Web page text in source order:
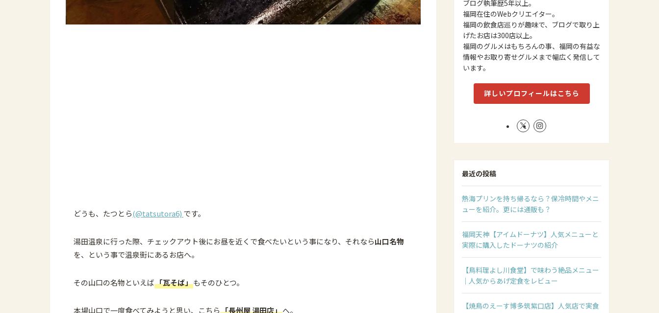
どうも、たつとら(@tatsutora6) です。
湯田温泉に行った際、チェックアウト後にお昼を近くで食べたいという事になり、それなら山口名物
を、という事で温泉街にあるお店へ。
その山口の名物といえば「瓦そば」もそのひとつ。
本場山口で一度食べてみようと思い、こちら「長州屋 湯田店」へ。
ブログ執筆歴5年以上。
福岡在住のWebクリエイター。
福岡の飲食店巡りが趣味で、ブログで取り上
げたお店は300店以上。
福岡のグルメはもちろんの事、福岡の有益な
情報やお取り寄せグルメまで幅広く発信して
います。
詳しいプロフィールはこちら
最近の投稿
熱海プリンを持ち帰るなら？保冷時間やメニ
ューを紹介。更には通販も？
福岡天神【アイムドーナツ】人気メニューと
実際に購入したドーナツの紹介
【鳥料理よし川食堂】で味わう絶品メニュー
｜人気からあげ定食をレビュー
【焼鳥のえーす博多筑紫口店】人気店で実食